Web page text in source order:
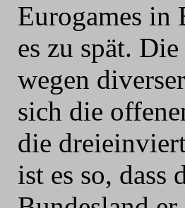
Eurogames in
es zu spät.
wegen
sich die
die
ist es so, dass